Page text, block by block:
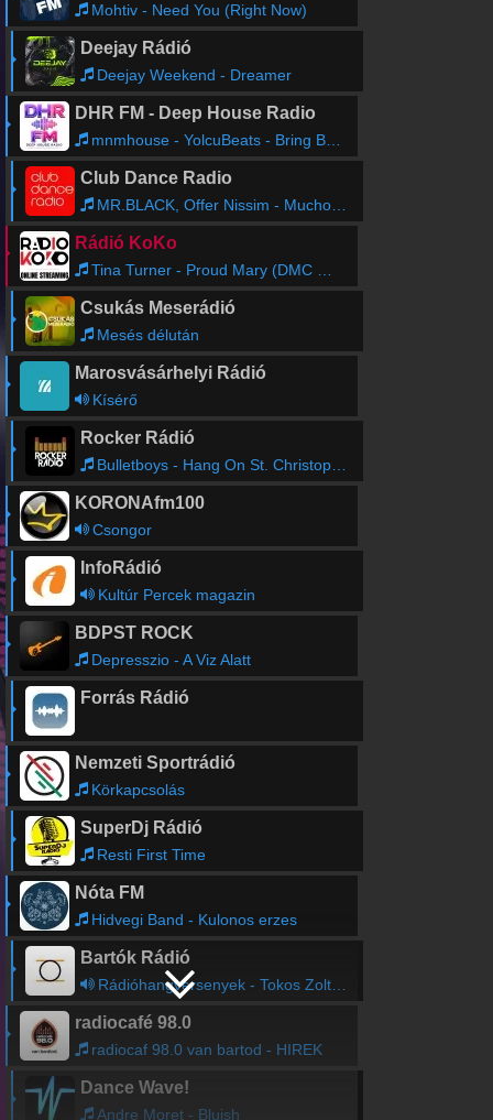
Mohtiv - Need You (Right Now)
Deejay Rádió
Deejay Weekend - Dreamer
DHR FM - Deep House Radio
mnmhouse - YolcuBeats - Bring Back Time (Deep House Remix)
Club Dance Radio
MR.BLACK, Offer Nissim - Mucho Bien
Rádió KoKo
Tina Turner - Proud Mary (DMC Remix)
Csukás Meserádió
Mesés délután
Marosvásárhelyi Rádió
Kísérő
Rocker Rádió
Bulletboys - Hang On St. Christopher
KORONAfm100
Csongor
InfoRádió
Kultúr Percek magazin
BDPST ROCK
Depresszio - A Viz Alatt
Forrás Rádió
Nemzeti Sportrádió
Körkapcsolás
SuperDj Rádió
Resti First Time
Nóta FM
Hidvegi Band - Kulonos erzes
Bartók Rádió
Rádióhangversenyek - Tokos Zoltán gitározik
radiocafé 98.0
radiocaf 98.0 van bartod - HIREK
Dance Wave!
Andre Moret - Bluish